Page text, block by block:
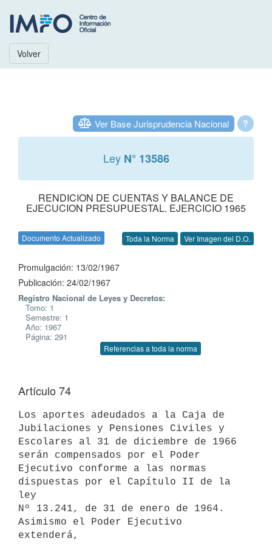
Volver
?
Ver Base Jurisprudencia Nacional
Ley N° 13586
RENDICION DE CUENTAS Y BALANCE DE
EJECUCION PRESUPUESTAL. EJERCICIO 1965
Documento Actualizado Toda la Norma Ver Imagen del D.O.
Promulgación: 13/02/1967
Publicación: 24/02/1967
Registro Nacional de Leyes y Decretos:
Tomo: 1
Semestre: 1
Año: 1967
Página: 291
Referencias a toda la norma
Artículo 74
Los aportes adeudados a la Caja de
Jubilaciones y Pensiones Civiles y
Escolares al 31 de diciembre de 1966
serán compensados por el Poder
Ejecutivo conforme a las normas
dispuestas por el Capítulo II de la
ley
Nº 13.241, de 31 de enero de 1964.
Asimismo el Poder Ejecutivo
extenderá,